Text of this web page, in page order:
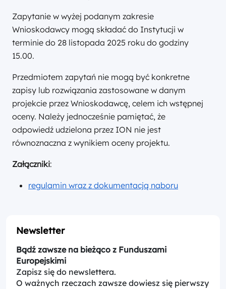
Zapytanie w wyżej podanym zakresie
Wnioskodawcy mogą składać do Instytucji w
terminie do 28 listopada 2025 roku do godziny
15.00.
Przedmiotem zapytań nie mogą być konkretne
zapisy lub rozwiązania zastosowane w danym
projekcie przez Wnioskodawcę, celem ich wstępnej
oceny. Należy jednocześnie pamiętać, że
odpowiedź udzielona przez ION nie jest
równoznaczna z wynikiem oceny projektu.
Załączniki:
regulamin wraz z dokumentacją naboru
Newsletter
Bądź zawsze na bieżąco z Funduszami
Europejskimi
Zapisz się do newslettera.
O ważnych rzeczach zawsze dowiesz się pierwszy